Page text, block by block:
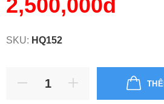
2,500,000đ
SKU: HQ152